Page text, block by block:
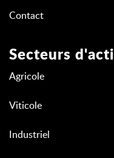
Contact
Secteurs
Agricole
Viticole
Industriel